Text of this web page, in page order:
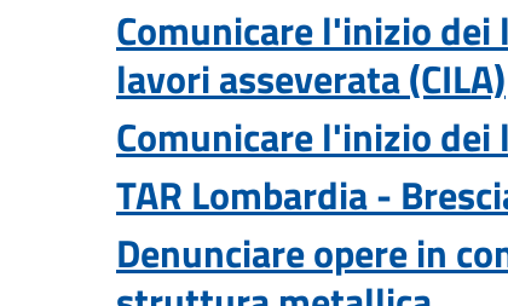
Comunicare l'inizio
lavori asseverata (CILA)
Comunicare l'inizio
TAR Lombardia -
Denunciare opere in